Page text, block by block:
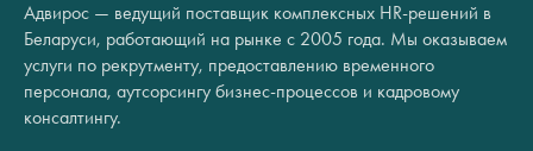
Адвирос — ведущий поставщик комплексных HR-решений в
Беларуси, работающий на рынке с 2005 года. Мы оказываем
услуги по рекрутменту, предоставлению временного
персонала, аутсорсингу бизнес-процессов и кадровому
консалтингу.